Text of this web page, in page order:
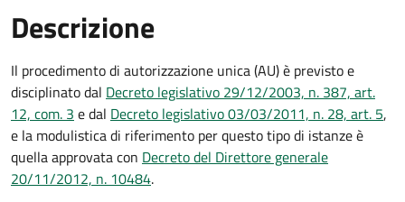
Descrizione
Il procedimento di autorizzazione unica (AU) è previsto e
disciplinato dal Decreto legislativo 29/12/2003, n. 387, art.
12, com. 3 e dal Decreto legislativo 03/03/2011, n. 28, art. 5,
e la modulistica di riferimento per questo tipo di istanze è
quella approvata con Decreto del Direttore generale
20/11/2012, n. 10484.